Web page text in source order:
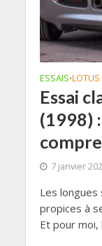
ESSAIS•LOTUS
Essai
(1998)
7 janvier
Les longues
propices à
Et pour moi,